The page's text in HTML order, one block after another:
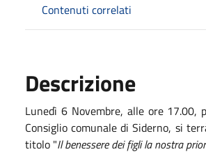
Contenuti correlati
Descrizione
Lunedì 6 Novembre, alle ore 17.00,
Consiglio comunale di Siderno, si
titolo "Il benessere dei figli la nostra